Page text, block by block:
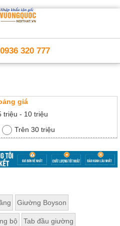
320 777
giá
triệu - 10 triệu
Trên 30 triệu
Giường Boyson
bộ Tab đầu giường